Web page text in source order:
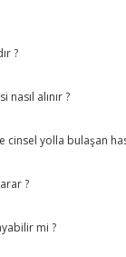
?
nasıl alınır ?
yolla bulaşan
?
mi ?